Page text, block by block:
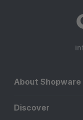
About Shopware
Discover